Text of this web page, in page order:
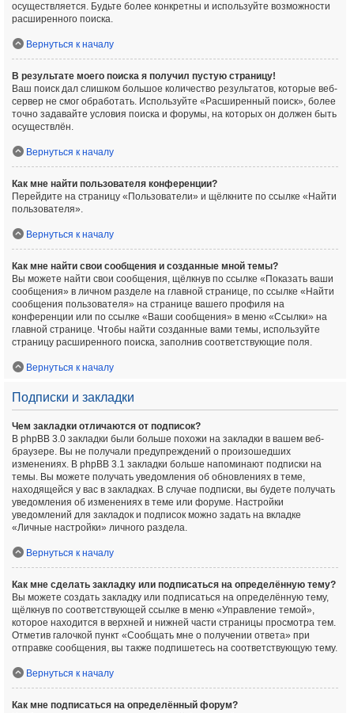
осуществляется. Будьте более конкретны и используйте возможности
расширенного поиска.
Вернуться к началу
В результате моего поиска я получил пустую страницу!
Ваш поиск дал слишком большое количество результатов, которые веб-
сервер не смог обработать. Используйте «Расширенный поиск», более
точно задавайте условия поиска и форумы, на которых он должен быть
осуществлён.
Вернуться к началу
Как мне найти пользователя конференции?
Перейдите на страницу «Пользователи» и щёлкните по ссылке «Найти
пользователя».
Вернуться к началу
Как мне найти свои сообщения и созданные мной темы?
Вы можете найти свои сообщения, щёлкнув по ссылке «Показать ваши
сообщения» в личном разделе на главной странице, по ссылке «Найти
сообщения пользователя» на странице вашего профиля на
конференции или по ссылке «Ваши сообщения» в меню «Ссылки» на
главной странице. Чтобы найти созданные вами темы, используйте
страницу расширенного поиска, заполнив соответствующие поля.
Вернуться к началу
Подписки и закладки
Чем закладки отличаются от подписок?
В phpBB 3.0 закладки были больше похожи на закладки в вашем веб-
браузере. Вы не получали предупреждений о произошедших
изменениях. В phpBB 3.1 закладки больше напоминают подписки на
темы. Вы можете получать уведомления об обновлениях в теме,
находящейся у вас в закладках. В случае подписки, вы будете получать
уведомления об изменениях в теме или форуме. Настройки
уведомлений для закладок и подписок можно задать на вкладке
«Личные настройки» личного раздела.
Вернуться к началу
Как мне сделать закладку или подписаться на определённую тему?
Вы можете создать закладку или подписаться на определённую тему,
щёлкнув по соответствующей ссылке в меню «Управление темой»,
которое находится в верхней и нижней части страницы просмотра тем.
Отметив галочкой пункт «Сообщать мне о получении ответа» при
отправке сообщения, вы также подпишетесь на соответствующую тему.
Вернуться к началу
Как мне подписаться на определённый форум?